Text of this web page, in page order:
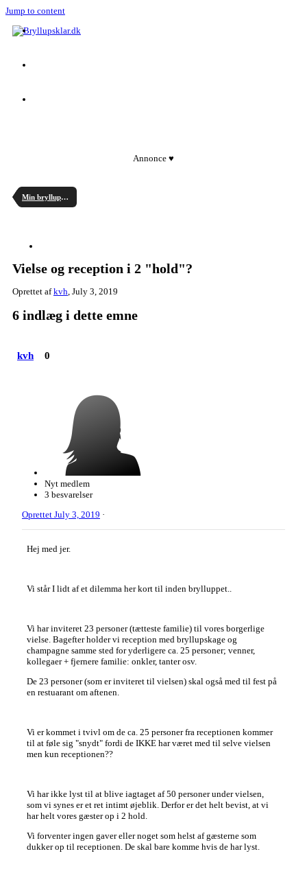
Jump to content
Annonce ♥
Min bryllupsplanlægning
Vielse og reception i 2 "hold"?
Oprettet afkvh July 3, 2019
6 indlæg i dette emne
kvh 0
Nyt medlem
3 besvarelser
Oprettet July 3, 2019 ·
Hej med jer.
Vi står I lidt af et dilemma her kort til inden brylluppet..
Vi har inviteret 23 personer (tætteste familie) til vores borgerlige
vielse. Bagefter holder vi reception med bryllupskage og
champagne samme sted for yderligere ca. 25 personer; venner,
kollegaer + fjernere familie: onkler, tanter osv.
De 23 personer (som er inviteret til vielsen) skal også med til fest på
en restuarant om aftenen.
Vi er kommet i tvivl om de ca. 25 personer fra receptionen kommer
til at føle sig "snydt" fordi de IKKE har været med til selve vielsen
men kun receptionen??
Vi har ikke lyst til at blive iagtaget af 50 personer under vielsen,
som vi synes er et ret intimt øjeblik. Derfor er det helt bevist, at vi
har helt vores gæster op i 2 hold.
Vi forventer ingen gaver eller noget som helst af gæsterne som
dukker op til receptionen. De skal bare komme hvis de har lyst.